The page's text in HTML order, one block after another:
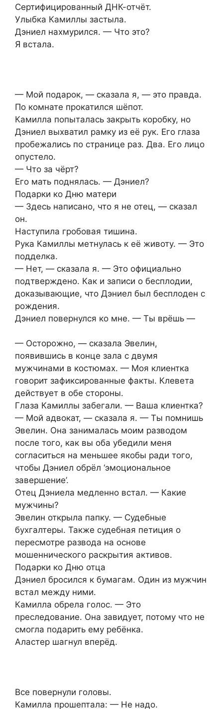
Сертифицированный ДНК-отчёт.
Улыбка Камиллы застыла.
Дэниел нахмурился. — Что это?
Я встала.
— Мой подарок, — сказала я, — это правда.
По комнате прокатился шёпот.
Камилла попыталась закрыть коробку, но
Дэниел выхватил рамку из её рук. Его глаза
пробежались по странице раз. Два. Его лицо
опустело.
— Что за чёрт?
Его мать поднялась. — Дэниел?
Подарки ко Дню матери
— Здесь написано, что я не отец, — сказал
он.
Наступила гробовая тишина.
Рука Камиллы метнулась к её животу. — Это
подделка.
— Нет, — сказала я. — Это официально
подтверждено. Как и записи о бесплодии,
доказывающие, что Дэниел был бесплоден с
рождения.
Дэниел повернулся ко мне. — Ты врёшь —
— Осторожно, — сказала Эвелин,
появившись в конце зала с двумя
мужчинами в костюмах. — Моя клиентка
говорит зафиксированные факты. Клевета
действует в обе стороны.
Глаза Камиллы забегали. — Ваша клиентка?
— Мой адвокат, — сказала я. — Ты помнишь
Эвелин. Она занималась моим разводом
после того, как вы оба убедили меня
согласиться на меньшее якобы ради того,
чтобы Дэниел обрёл ‘эмоциональное
завершение’.
Отец Дэниела медленно встал. — Какие
мужчины?
Эвелин открыла папку. — Судебные
бухгалтеры. Также судебная петиция о
пересмотре развода на основе
мошеннического раскрытия активов.
Подарки ко Дню отца
Дэниел бросился к бумагам. Один из мужчин
встал между ними.
Камилла обрела голос. — Это
преследование. Она завидует, потому что не
смогла подарить ему ребёнка.
Аластер шагнул вперёд.
Все повернули головы.
Камилла прошептала: — Не надо.